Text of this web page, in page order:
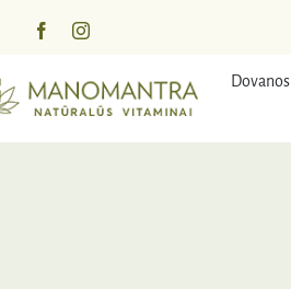
turinį
Dovanos